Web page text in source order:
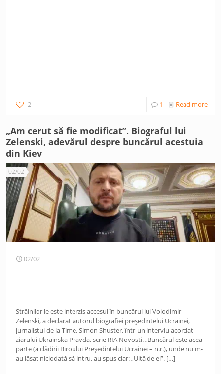
2 1 Read more
„Am cerut să fie modificat”. Biograful lui
Zelenski, adevărul despre buncărul acestuia
din Kiev
02/02
02/02
Străinilor le este interzis accesul în buncărul lui Volodimir
Zelenski, a declarat autorul biografiei președintelui Ucrainei,
jurnalistul de la Time, Simon Shuster, într-un interviu acordat
ziarului Ukrainska Pravda, scrie RIA Novosti. „Buncărul este acea
parte (a clădirii Biroului Președintelui Ucrainei – n.r.), unde nu m-
au lăsat niciodată să intru, au spus clar: „Uită de el”. […]